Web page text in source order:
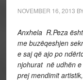
NOVEMBER 16, 2013
Anxhela R.Peza
me buzëqeshjen
e saj që ajo po
njohurat në udhën
prej mendimit